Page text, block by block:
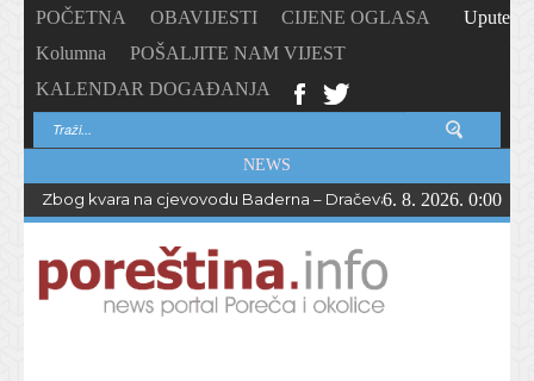
POČETNA OBAVIJESTI
CIJENE OGLASA
Kolumna
POŠALJITE NAM VIJEST
KALENDAR DOGAĐANJA
Upute
NEWS
Zbog kvara na cjevovodu Baderna – Dračevac bez vode do
6. 8. 2026. 0:00